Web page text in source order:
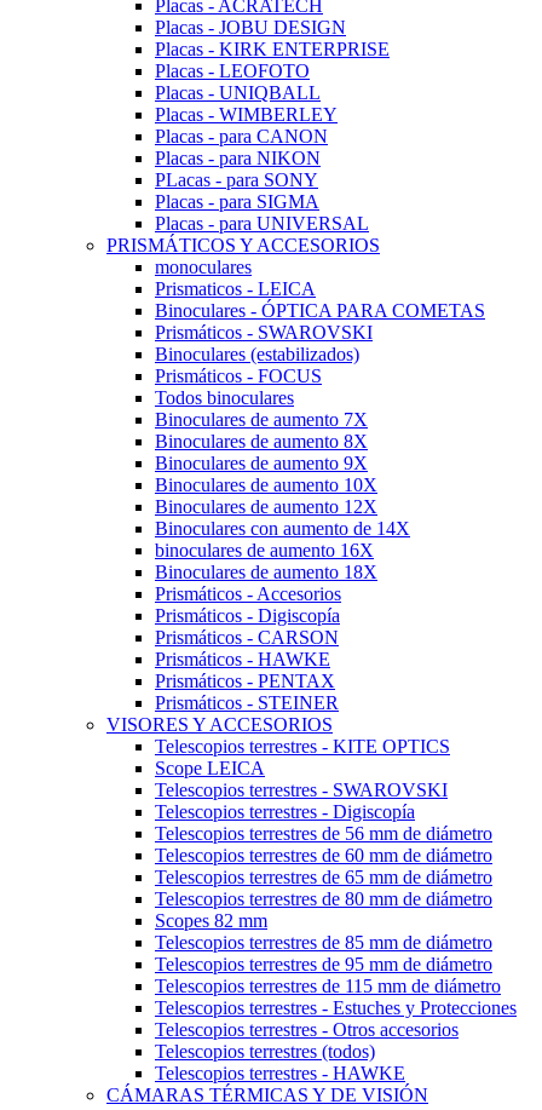
Placas - ACRATECH
Placas - JOBU DESIGN
Placas - KIRK ENTERPRISE
Placas - LEOFOTO
Placas - UNIQBALL
Placas - WIMBERLEY
Placas - para CANON
Placas - para NIKON
PLacas - para SONY
Placas - para SIGMA
Placas - para UNIVERSAL
PRISMÁTICOS Y ACCESORIOS
monoculares
Prismaticos - LEICA
Binoculares - ÓPTICA PARA COMETAS
Prismáticos - SWAROVSKI
Binoculares (estabilizados)
Prismáticos - FOCUS
Todos binoculares
Binoculares de aumento 7X
Binoculares de aumento 8X
Binoculares de aumento 9X
Binoculares de aumento 10X
Binoculares de aumento 12X
Binoculares con aumento de 14X
binoculares de aumento 16X
Binoculares de aumento 18X
Prismáticos - Accesorios
Prismáticos - Digiscopía
Prismáticos - CARSON
Prismáticos - HAWKE
Prismáticos - PENTAX
Prismáticos - STEINER
VISORES Y ACCESORIOS
Telescopios terrestres - KITE OPTICS
Scope LEICA
Telescopios terrestres - SWAROVSKI
Telescopios terrestres - Digiscopía
Telescopios terrestres de 56 mm de diámetro
Telescopios terrestres de 60 mm de diámetro
Telescopios terrestres de 65 mm de diámetro
Telescopios terrestres de 80 mm de diámetro
Scopes 82 mm
Telescopios terrestres de 85 mm de diámetro
Telescopios terrestres de 95 mm de diámetro
Telescopios terrestres de 115 mm de diámetro
Telescopios terrestres - Estuches y Protecciones
Telescopios terrestres - Otros accesorios
Telescopios terrestres (todos)
Telescopios terrestres - HAWKE
CÁMARAS TÉRMICAS Y DE VISIÓN